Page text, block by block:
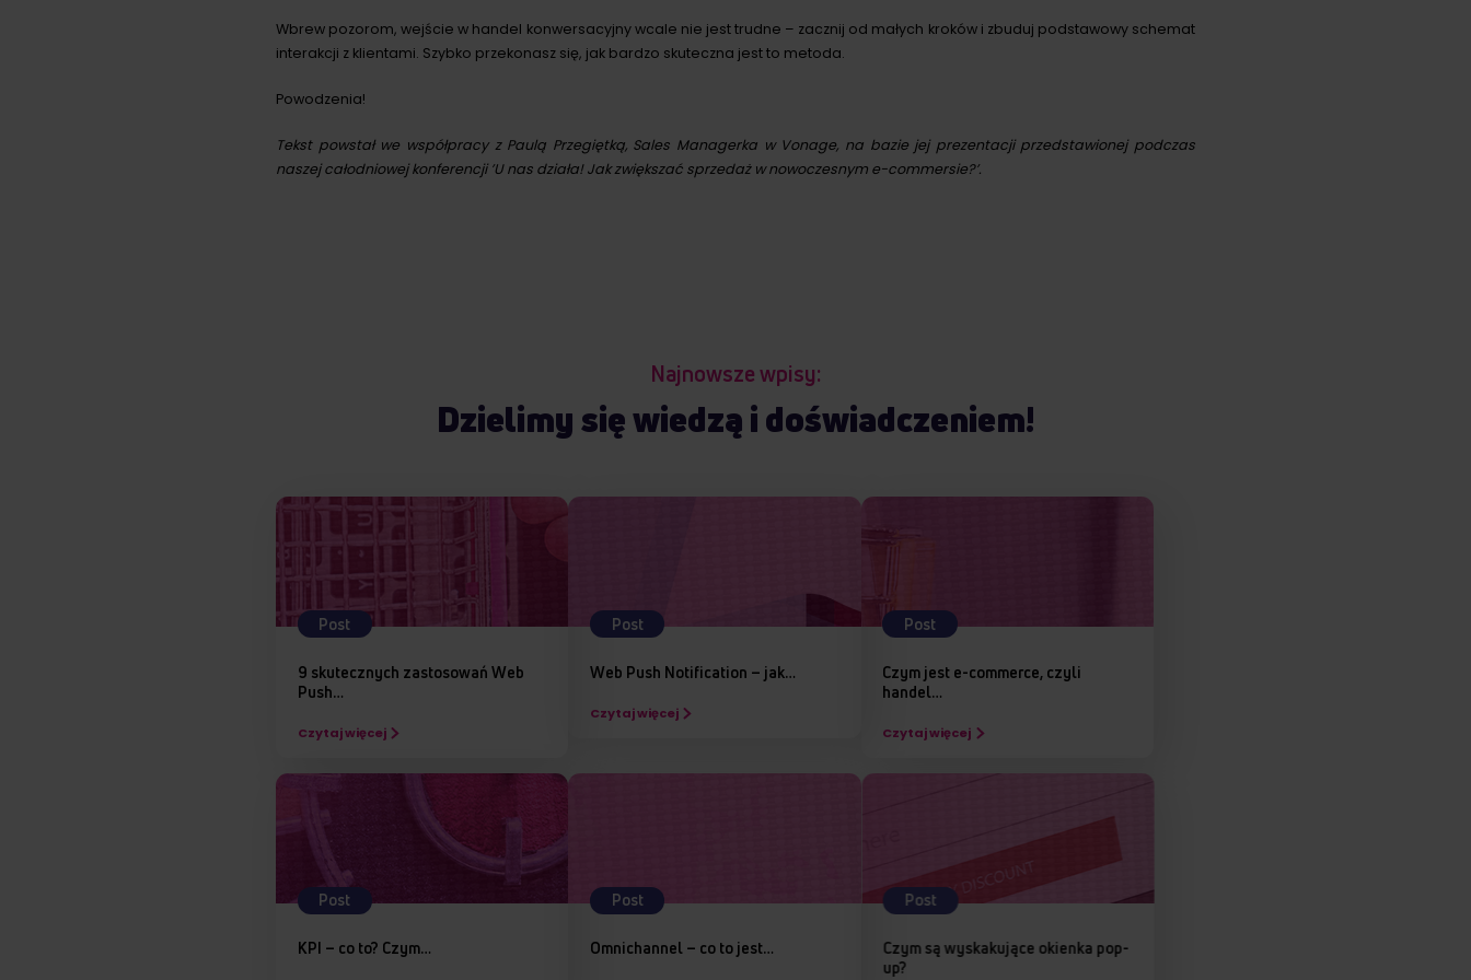
Wbrew pozorom, wejście w handel konwersacyjny wcale nie jest trudne – zacznij od małych kroków i zbuduj podstawowy schemat
interakcji z klientami. Szybko przekonasz się, jak bardzo skuteczna jest to metoda.
Powodzenia!
Tekst powstał we współpracy z Paulą Przegiętką, Sales Managerka w Vonage, na bazie jej prezentacji przedstawionej podczas
naszej całodniowej konferencji ’U nas działa! Jak zwiększać sprzedaż w nowoczesnym e-commersie?’.
Najnowsze wpisy:
Dzielimy się wiedzą i doświadczeniem!
Post
9 skutecznych zastosowań Web
Push…
Czytaj więcej
Post
Web Push Notification – jak…
Czytaj więcej
Post
Czym jest e-commerce, czyli
handel…
Czytaj więcej
Post
KPI – co to? Czym…
Post
Omnichannel – co to jest…
Post
Czym są wyskakujące okienka pop-
up?